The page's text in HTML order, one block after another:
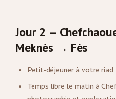
Jour 2 —
Meknès → Fès
Petit-déjeuner à votre riad
Temps libre le matin à